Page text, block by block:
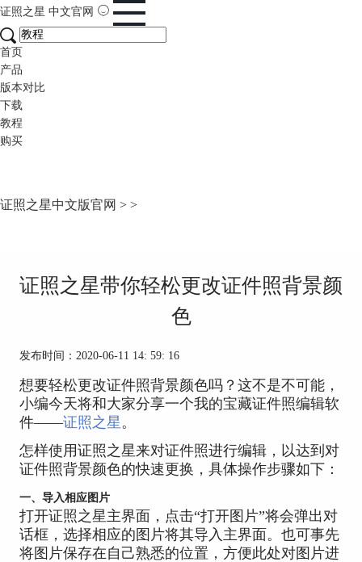
证照之星 中文官网
首页
产品
版本对比
下载
教程
购买
证照之星中文版官网 > >
证照之星带你轻松更改证件照背景颜
色
发布时间：2020-06-11 14: 59: 16
想要轻松更改证件照背景颜色吗？这不是不可能，
小编今天将和大家分享一个我的宝藏证件照编辑软
件——证照之星 。
怎样使用证照之星来对证件照进行编辑，以达到对
证件照背景颜色的快速更换，具体操作步骤如下：
一、导入相应图片
打开证照之星主界面，点击“打开图片”将会弹出对
话框，选择相应的图片将其导入主界面。也可事先
将图片保存在自己熟悉的位置，方便此处对图片进